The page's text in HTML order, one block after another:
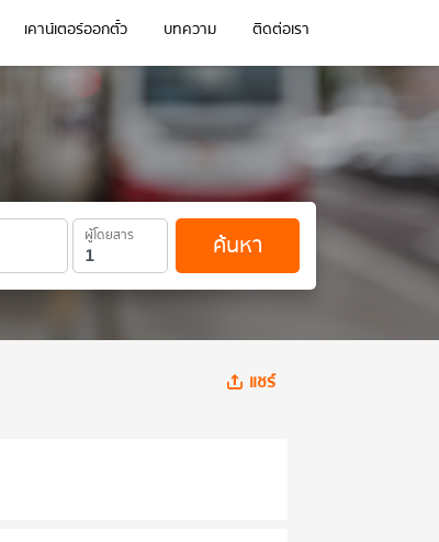
ผู้โดยสาร ค้นหา
เคาน์เตอร์ออกตั๋ว บทความ ติดต่อเรา
แชร์